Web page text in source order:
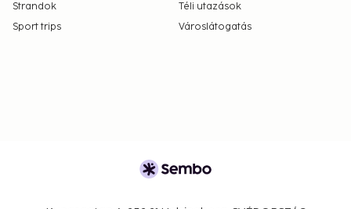
Strandok
Téli utazások
Sport trips
Városlátogatás